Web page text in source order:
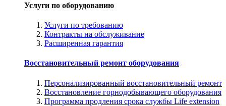
Услуги по оборудованию
Услуги по требованию
Контракты на обслуживание
Расширенная гарантия
Восстановительный ремонт оборудования
Персонализированный восстановительный ремонт
Восстановление горнодобывающего оборудования
Программа продления срока службы Life extension